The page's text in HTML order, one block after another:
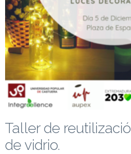
Taller de
de vidrio.